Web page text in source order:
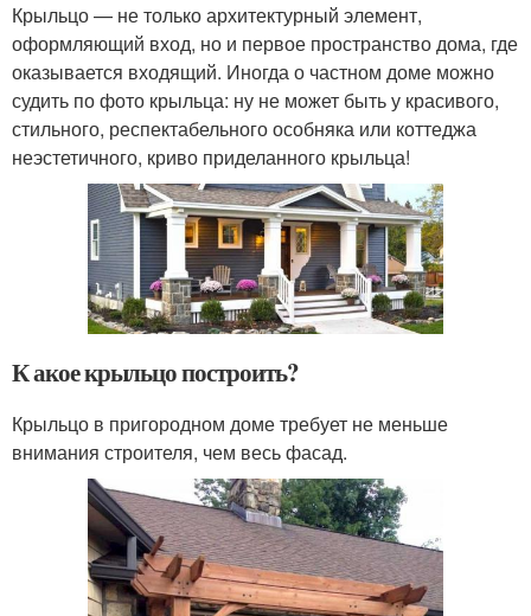
Крыльцо — не только архитектурный элемент,
оформляющий вход, но и первое пространство дома, где
оказывается входящий. Иногда о частном доме можно
судить по фото крыльца: ну не может быть у красивого,
стильного, респектабельного особняка или коттеджа
неэстетичного, криво приделанного крыльца!
К акое крыльцо построить?
Крыльцо в пригородном доме требует не меньше
внимания строителя, чем весь фасад.